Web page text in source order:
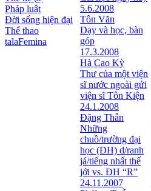
Pháp luật
Đời sống hiện đại
Thể thao
talaFemina
5.6.2008
Tôn Văn
Dạy và học, bàn
góp
17.3.2008
Hà Cao Kỳ
Thư của một viện
sĩ nước ngoài gửi
viện sĩ Tôn Kiện
24.1.2008
Đặng Thân
Những
chuồ/trường đại
học (ĐH) d/ranh
já/tiếng nhất thế
jới vs. ĐH “R”
24.11.2007